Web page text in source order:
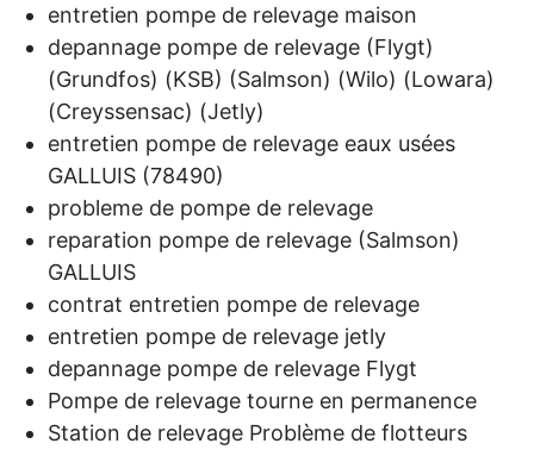
entretien pompe de relevage maison
depannage pompe de relevage (Flygt)
(Grundfos) (KSB) (Salmson) (Wilo) (Lowara)
(Creyssensac) (Jetly)
entretien pompe de relevage eaux usées
GALLUIS (78490)
probleme de pompe de relevage
reparation pompe de relevage (Salmson)
GALLUIS
contrat entretien pompe de relevage
entretien pompe de relevage jetly
depannage pompe de relevage Flygt
Pompe de relevage tourne en permanence
Station de relevage Problème de flotteurs